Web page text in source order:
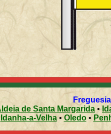
de Santa Margarida •
Idanha-a-Velha•Oledo•